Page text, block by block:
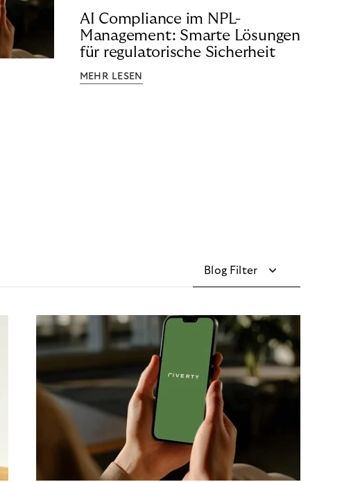
AI Compliance im NPL-
Management: Smarte Lösungen
für regulatorische Sicherheit
MEHR LESEN
Blog Filter